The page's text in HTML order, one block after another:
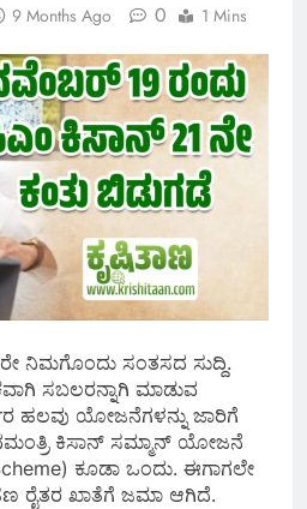
9 Months Ago 0 1 Mins
ನಿಮಗೊಂದು ಸಂತಸದ ಸುದ್ದಿ.
ಸಬಲರನ್ನಾಗಿ ಮಾಡುವ
ಹಲವು ಯೋಜನೆಗಳನ್ನು ಜಾರಿಗೆ
ಕಿಸಾನ್‌ ಸಮ್ಮಾನ್‌ ಯೋಜನೆ
ಕೂಡಾ ಒಂದು. ಈಗಾಗಲೇ
ರೈತರ ಖಾತೆಗೆ ಜಮಾ ಆಗಿದೆ.